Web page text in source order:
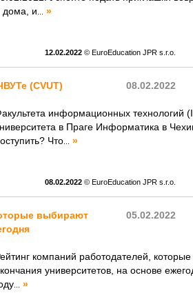
дома, и
»
12.02.2022 © EuroEducation JPR s.r.o.
08.02.2022
(СVUT)
информационных технологий
в Праге Информатика в
Что
»
08.02.2022 © EuroEducation JPR s.r.o.
05.02.2022
выбирают
компаний работодателей,
университетов, на основе
»